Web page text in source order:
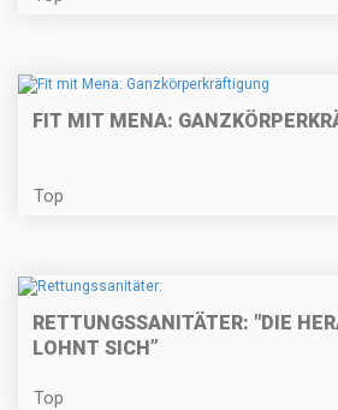
FIT MIT MENA:
Top
RETTUNGSSANITÄTER: "DIE
LOHNT SICH”
Top